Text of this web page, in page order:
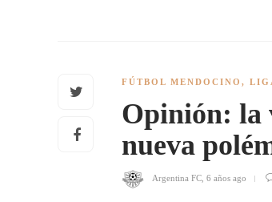
FÚTBOL MENDOCINO ,
Opinión: la
nueva
Argentina FC 6 años ago